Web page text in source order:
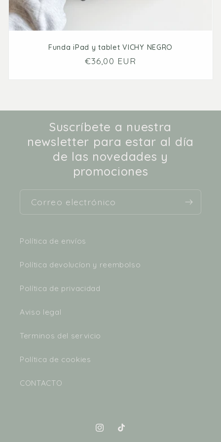
Funda iPad y tablet VICHY NEGRO
Precio
€36,00 EUR
Suscríbete a nuestra
newsletter para estar al día
de las novedades y
promociones
Correo electrónico
Política de envíos
Política devolucíon y reembolso
Política de privacidad
Aviso legal
Terminos del servicio
Política de cookies
CONTACTO
Instagram
TikTok